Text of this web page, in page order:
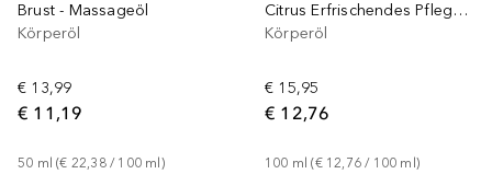
Brust - Massageöl
Körperöl
€ 13,99
€ 11,19
50 ml (€ 22,38 / 100 ml )
Citrus Erfrischendes Pflege-Öl
Körperöl
€ 15,95
€ 12,76
100 ml (€ 12,76 / 100 ml )